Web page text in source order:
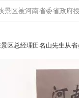
景区被河南省委省政府
总经理田名山先生从省